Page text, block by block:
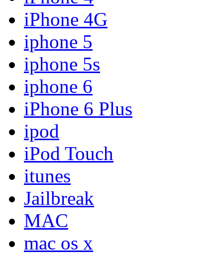
iPhone 4G
iphone 5
iphone 5s
iphone 6
iPhone 6 Plus
ipod
iPod Touch
itunes
Jailbreak
MAC
mac os x